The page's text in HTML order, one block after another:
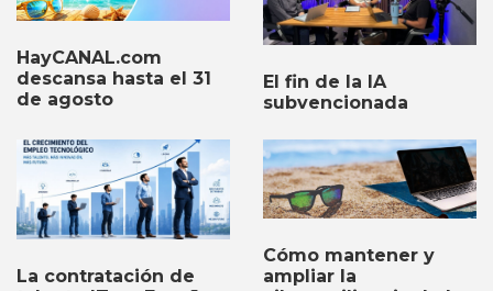
HayCANAL.com
descansa hasta el 31
de agosto
El fin de la IA
subvencionada
La contratación de
Cómo mantener y
ampliar la